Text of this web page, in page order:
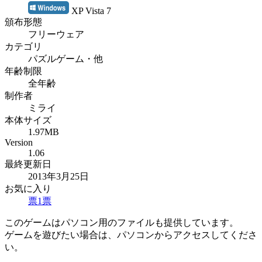
XP Vista 7
頒布形態
フリーウェア
カテゴリ
パズルゲーム・他
年齢制限
全年齢
制作者
ミライ
本体サイズ
1.97MB
Version
1.06
最終更新日
2013年3月25日
お気に入り
票1票
このゲームはパソコン用のファイルも提供しています。
ゲームを遊びたい場合は、パソコンからアクセスしてくださ
い。